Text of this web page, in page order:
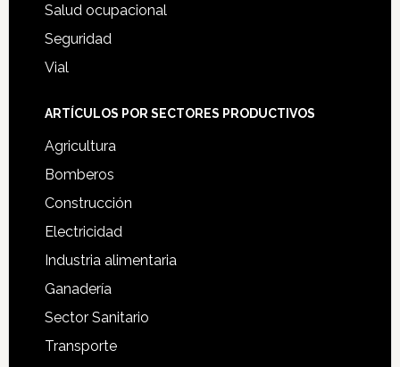
Salud ocupacional
Seguridad
Vial
ARTÍCULOS POR SECTORES PRODUCTIVOS
Agricultura
Bomberos
Construcción
Electricidad
Industria alimentaria
Ganadería
Sector Sanitario
Transporte